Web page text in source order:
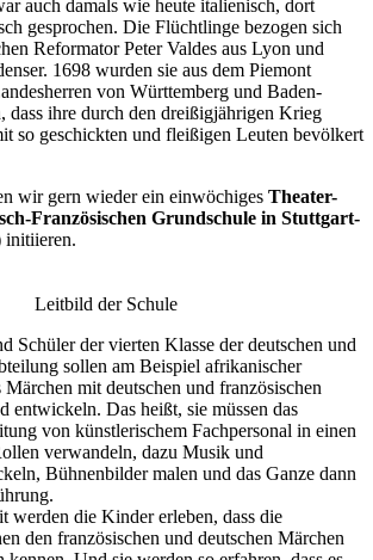
auch damals wie heute italienisch, dort
gesprochen. Die Flüchtlinge bezogen sich
Reformator Peter Valdes aus Lyon und
1698 wurden sie aus dem Piemont
von Württemberg und Baden-
dass ihre durch den dreißigjährigen Krieg
so geschickten und fleißigen Leuten bevölkert
wir gern wieder ein einwöchiges Theater-
Französischen Grundschule in Stuttgart-
initiieren.
Leitbild der Schule
Schüler der vierten Klasse der deutschen und
sollen am Beispiel afrikanischer
mit deutschen und französischen
entwickeln. Das heißt, sie müssen das
von künstlerischem Fachpersonal in einen
verwandeln, dazu Musik und
Bühnenbilder malen und das Ganze dann
werden die Kinder erleben, dass die
den französischen und deutschen Märchen